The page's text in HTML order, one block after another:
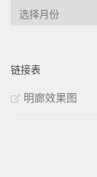
文
链接表
明廊效果图